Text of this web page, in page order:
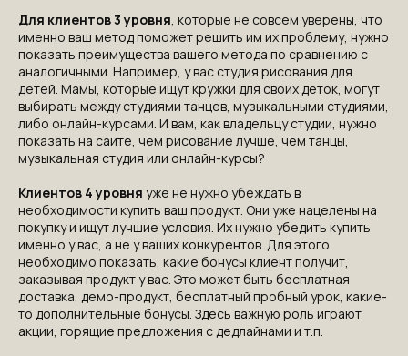
Для клиентов 3 уровня, которые не совсем уверены, что
именно ваш метод поможет решить им их проблему, нужно
показать преимущества вашего метода по сравнению с
аналогичными. Например, у вас студия рисования для
детей. Мамы, которые ищут кружки для своих деток, могут
выбирать между студиями танцев, музыкальными студиями,
либо онлайн-курсами. И вам, как владельцу студии, нужно
показать на сайте, чем рисование лучше, чем танцы,
музыкальная студия или онлайн-курсы?
Клиентов 4 уровня уже не нужно убеждать в
необходимости купить ваш продукт. Они уже нацелены на
покупку и ищут лучшие условия. Их нужно убедить купить
именно у вас, а не у ваших конкурентов. Для этого
необходимо показать, какие бонусы клиент получит,
заказывая продукт у вас. Это может быть бесплатная
доставка, демо-продукт, бесплатный пробный урок, какие-
то дополнительные бонусы. Здесь важную роль играют
акции, горящие предложения с дедлайнами и т.п.